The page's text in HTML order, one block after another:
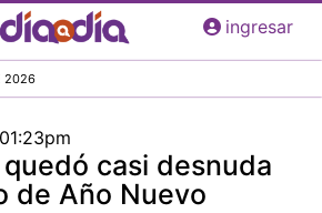
Pasar
al
principal
ingresar
2026
casi desnuda
de Año Nuevo